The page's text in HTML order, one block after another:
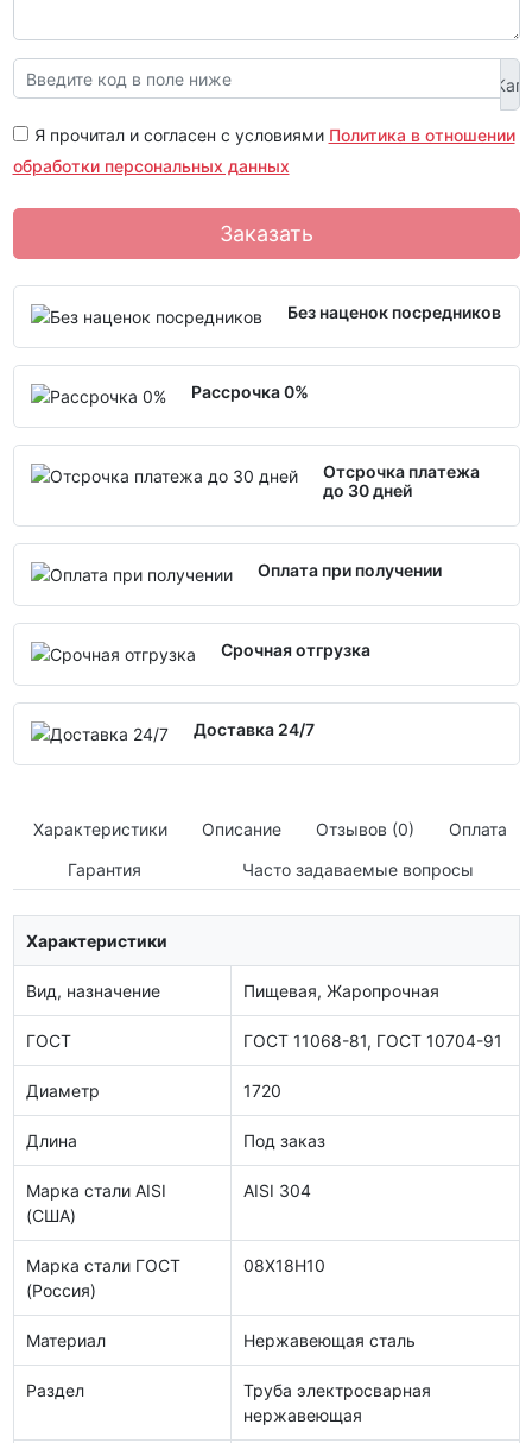
Я прочитал и согласен с условиями Политика в отношении
обработки персональных данных
Заказать
Без наценок посредников
Рассрочка 0%
Отсрочка платежа
до 30 дней
Оплата при получении
Срочная отгрузка
Доставка 24/7
Характеристики Описание Отзывов (0)
Оплата
Гарантия
Часто задаваемые вопросы
Характеристики
Вид, назначение Пищевая, Жаропрочная
ГОСТ ГОСТ 11068-81, ГОСТ 10704-91
Диаметр 1720
Длина Под заказ
Марка стали AISI
(США)
AISI 304
Марка стали ГОСТ
(Россия)
08Х18Н10
Материал Нержавеющая сталь
Раздел
Труба электросварная
нержавеющая